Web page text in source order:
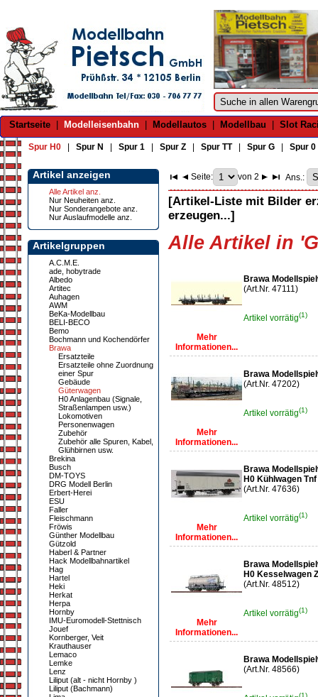
Startseite Modelleisenbahn Modellautos Modellbau Slot
Spur H0 Spur N Spur 1 Spur Z Spur TT| Spur G Spur 0
Artikel anzeigen
Alle Artikel anz.
Nur Neuheiten anz.
Nur Sonderangebote anz.
Nur Auslaufmodelle anz.
Artikelgruppen
A.C.M.E.
ade, hobytrade
Albedo
Artitec
Auhagen
AWM
BeKa-Modellbau
BELI-BECO
Bemo
Bochmann und Kochendörfer
Brawa
Ersatzteile
Ersatzteile ohne Zuordnung
einer Spur
Gebäude
Güterwagen
H0 Anlagenbau (Signale,
Straßenlampen usw.)
Lokomotiven
Personenwagen
Zubehör
Zubehör alle Spuren, Kabel,
Glühbirnen usw.
Brekina
Busch
DM-TOYS
DRG Modell Berlin
Erbert-Herei
ESU
Faller
Fleischmann
Fröwis
Günther Modellbau
Gützold
Haberl & Partner
Hack Modellbahnartikel
Hag
Hartel
Heki
Herkat
Herpa
Hornby
IMU-Euromodell-Stettnisch
Jouef
Kornberger, Veit
Krauthauser
Lemaco
Lemke
Lenz
Liliput (alt - nicht Hornby )
Liliput (Bachmann)
Seite: von 2 Ans.:
[Artikel-Liste mit Bilder
erzeugen...]
Alle Artikel in
Mehr
Informationen...
Brawa
(Art.Nr. 47111)
Artikel vorrätig(1)
Mehr
Informationen...
Brawa
(Art.Nr. 47202)
Artikel vorrätig(1)
Mehr
Informationen...
Brawa
H0 Kühlwagen
(Art.Nr. 47636)
Artikel vorrätig(1)
Mehr
Informationen...
Brawa
H0 Kesselwagen
(Art.Nr. 48512)
Artikel vorrätig(1)
Brawa
(Art.Nr. 48566)
(1)